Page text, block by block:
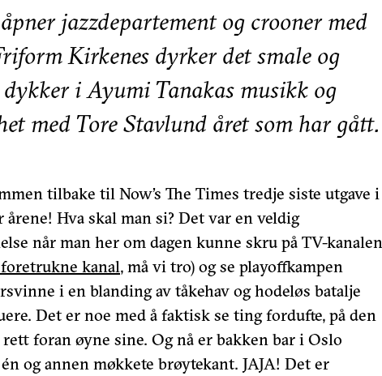
jazzdepartement og crooner med
Kirkenes dyrker det smale og
dykker i Ayumi Tanakas musikk og
med Tore Stavlund året som har gått.
tilbake til Now’s The Times tredje siste utgave i
årene! Hva skal man si? Det var en veldig
når man her om dagen kunne skru på TV-kanalen
kanal, må vi tro) og se playoffkampen
i en blanding av tåkehav og hodeløs batalje
Det er noe med å faktisk se ting fordufte, på den
foran øyne sine. Og nå er bakken bar i Oslo
og annen møkkete brøytekant. JAJA! Det er